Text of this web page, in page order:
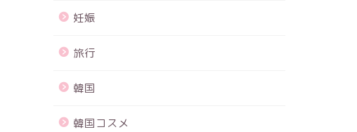
妊娠
旅行
韓国
韓国コスメ